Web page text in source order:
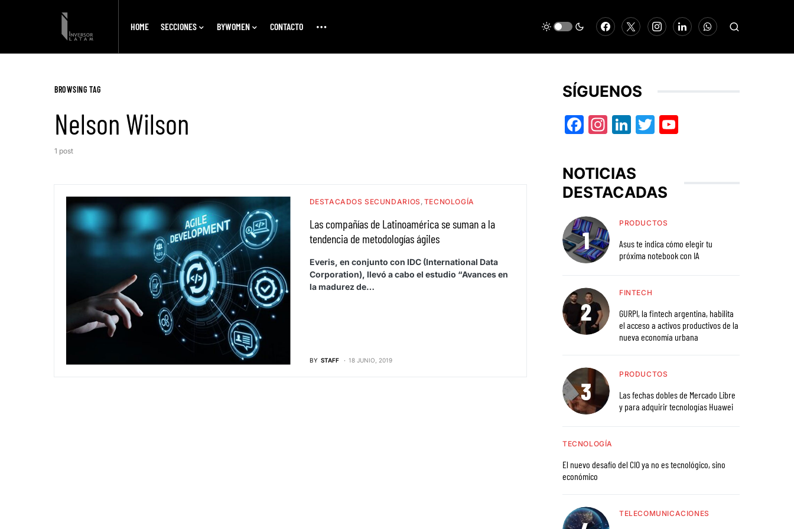
HOME SECCIONES BYWOMEN CONTACTO
BROWSING TAG
Nelson Wilson
1 post
DESTACADOS SECUNDARIOS TECNOLOGÍA
Las compañías de Latinoamérica se suman a la
tendencia de metodologías ágiles
Everis, en conjunto con IDC (International Data
Corporation), llevó a cabo el estudio “Avances en
la madurez de…
BY STAFF 18 JUNIO, 2019
SÍGUENOS
Facebook
Instagram
LinkedIn
Twitter
NOTICIAS
DESTACADAS
PRODUCTOS
Asus te indica cómo elegir tu
próxima notebook con IA
FINTECH
GURPI, la fintech argentina, habilita
el acceso a activos productivos de la
nueva economía urbana
PRODUCTOS
Las fechas dobles de Mercado Libre
y para adquirir tecnologías Huawei
TECNOLOGÍA
El nuevo desafío del CIO ya no es tecnológico, sino
económico
TELECOMUNICACIONES